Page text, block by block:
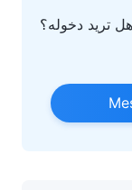
تريد دخوله؟